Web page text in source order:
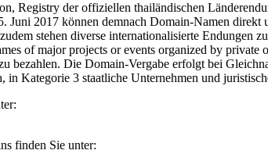
Registry der offiziellen thailändischen
Juni 2017 können demnach Domain-Namen
stehen diverse internationalisierte
of major projects or events organized by
bezahlen. Die Domain-Vergabe erfolgt bei
in Kategorie 3 staatliche Unternehmen und
finden Sie unter: